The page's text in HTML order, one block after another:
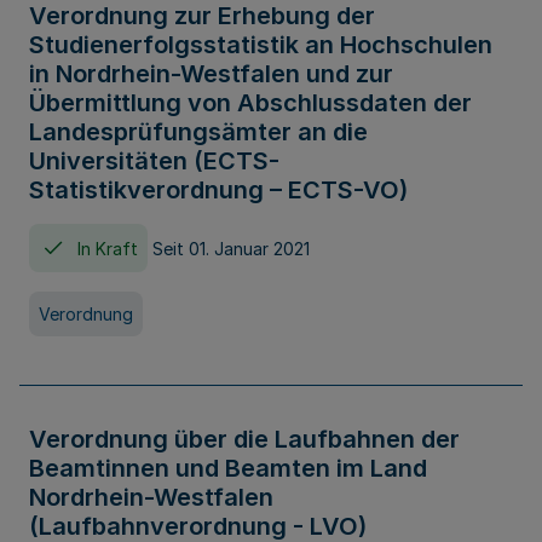
Verordnung zur Erhebung der
Studienerfolgsstatistik an Hochschulen
in Nordrhein-Westfalen und zur
Übermittlung von Abschlussdaten der
Landesprüfungsämter an die
Universitäten (ECTS-
Statistikverordnung – ECTS-VO)
In Kraft Seit 01. Januar 2021
Verordnung
Verordnung über die Laufbahnen der
Beamtinnen und Beamten im Land
Nordrhein-Westfalen
(Laufbahnverordnung - LVO)